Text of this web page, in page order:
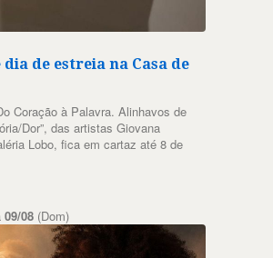
dia de estreia na Casa de
Coração à Palavra. Alinhavos de
Dor”, das artistas Giovana
Lobo, fica em cartaz até 8 de
09/08 (Dom)